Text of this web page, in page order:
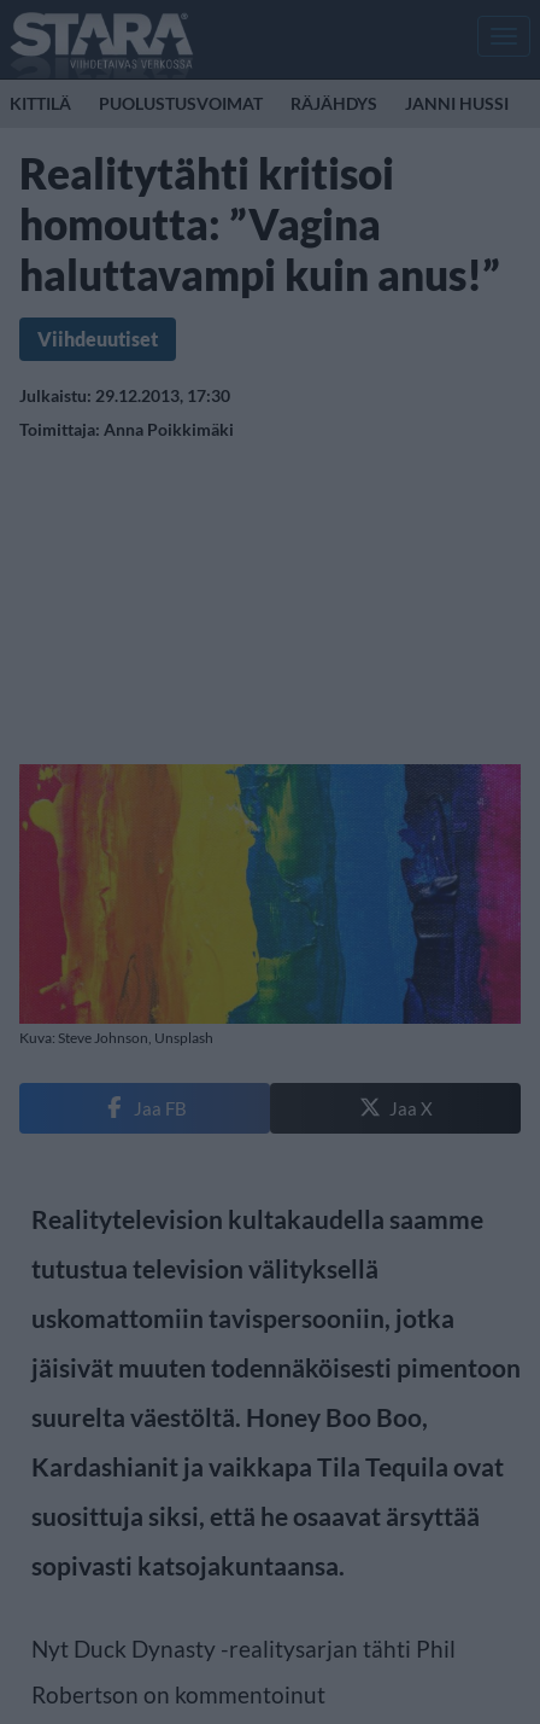
KITTILÄ PUOLUSTUSVOIMAT RÄJÄHDYS JANNI HUSSI
Realitytähti kritisoi
homoutta: ”Vagina
haluttavampi kuin anus!”
Viihdeuutiset
Julkaistu: 29.12.2013, 17:30
Toimittaja: Anna Poikkimäki
Kuva: Steve Johnson, Unsplash
Jaa FB Jaa X
Realitytelevision kultakaudella saamme
tutustua television välityksellä
uskomattomiin tavispersooniin, jotka
jäisivät muuten todennäköisesti pimentoon
suurelta väestöltä. Honey Boo Boo,
Kardashianit ja vaikkapa Tila Tequila ovat
suosittuja siksi, että he osaavat ärsyttää
sopivasti katsojakuntaansa.
Nyt Duck Dynasty -realitysarjan tähti Phil
Robertson on kommentoinut